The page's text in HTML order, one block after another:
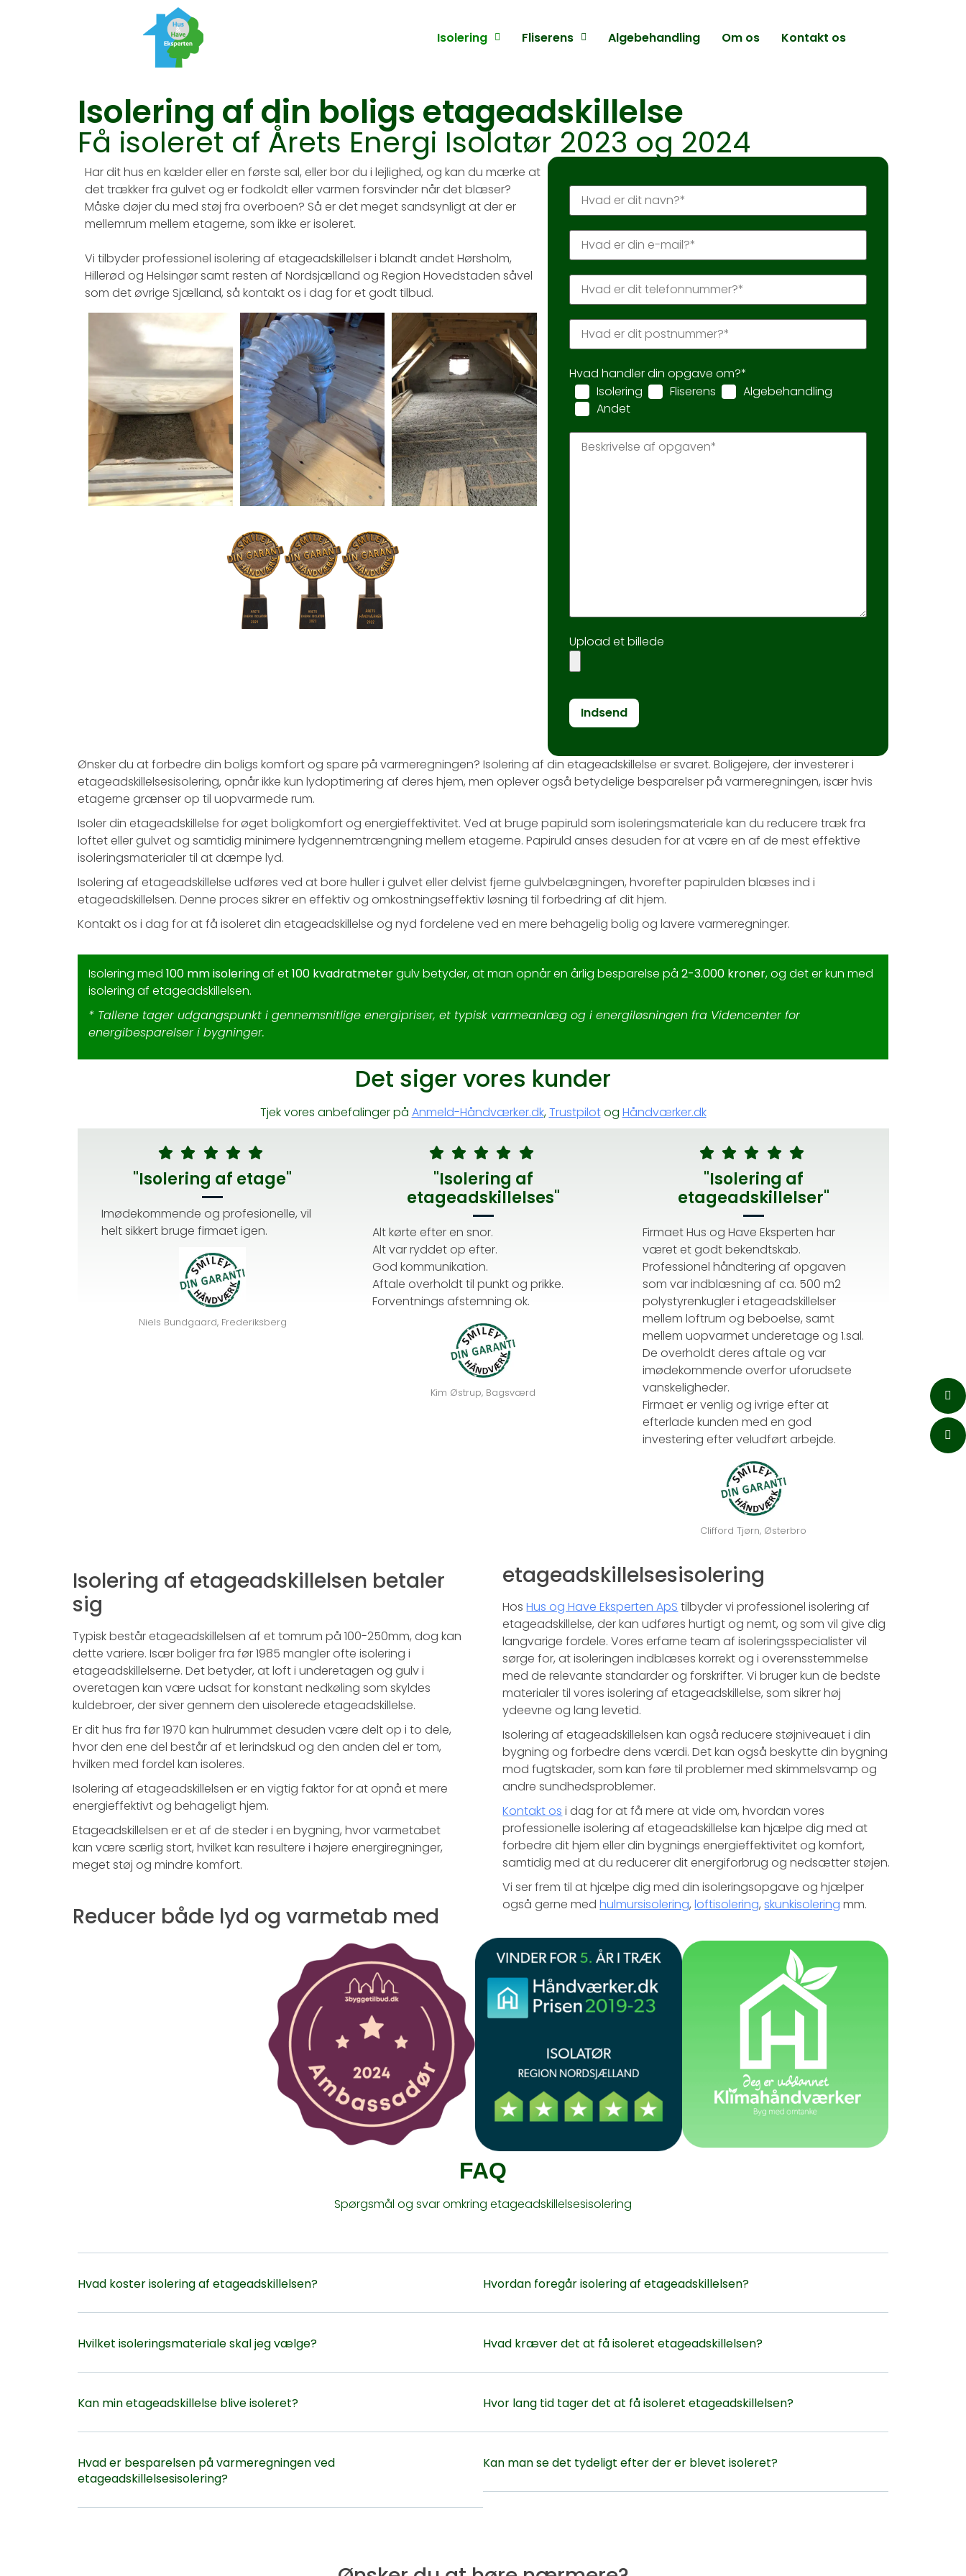
Isolering Fliserens Algebehandling Om os Kontakt os
Isolering af din boligs etageadskillelse
Få isoleret af Årets Energi Isolatør 2023 og 2024
Har dit hus en kælder eller en første sal, eller bor du i lejlighed, og kan du mærke at
det trækker fra gulvet og er fodkoldt eller varmen forsvinder når det blæser?
Måske døjer du med støj fra overboen? Så er det meget sandsynligt at der er
mellemrum mellem etagerne, som ikke er isoleret.
Vi tilbyder professionel isolering af etageadskillelser i blandt andet Hørsholm,
Hillerød og Helsingør samt resten af Nordsjælland og Region Hovedstaden såvel
som det øvrige Sjælland, så kontakt os i dag for et godt tilbud.
Hvad handler din opgave om?*
Isolering
Fliserens
Algebehandling
Andet
Upload et billede
Ønsker du at forbedre din boligs komfort og spare på varmeregningen? Isolering af din etageadskillelse er svaret. Boligejere, der investerer i
etageadskillelsesisolering, opnår ikke kun lydoptimering af deres hjem, men oplever også betydelige besparelser på varmeregningen, især hvis
etagerne grænser op til uopvarmede rum.
Isoler din etageadskillelse for øget boligkomfort og energieffektivitet. Ved at bruge papiruld som isoleringsmateriale kan du reducere træk fra
loftet eller gulvet og samtidig minimere lydgennemtrængning mellem etagerne. Papiruld anses desuden for at være en af de mest effektive
isoleringsmaterialer til at dæmpe lyd.
Isolering af etageadskillelse udføres ved at bore huller i gulvet eller delvist fjerne gulvbelægningen, hvorefter papirulden blæses ind i
etageadskillelsen. Denne proces sikrer en effektiv og omkostningseffektiv løsning til forbedring af dit hjem.
Kontakt os i dag for at få isoleret din etageadskillelse og nyd fordelene ved en mere behagelig bolig og lavere varmeregninger.
Isolering med 100 mm isoleringaf et100 kvadratmetergulv betyder, at man opnår en årlig besparelse på 2-3.000 kroner, og det er kun med
isolering af etageadskillelsen.
* Tallene tager udgangspunkt i gennemsnitlige energipriser, et typisk varmeanlæg og i energiløsningen fra Videncenter for
energibesparelser i bygninger.
Det siger vores kunder
Tjek vores anbefalinger på Anmeld-Håndværker.dk,Trustpilotog Håndværker.dk
"Isolering af etage"
Imødekommende og profesionelle, vil
helt sikkert bruge firmaet igen.
Niels Bundgaard, Frederiksberg
"Isolering af
etageadskillelses"
Alt kørte efter en snor.
Alt var ryddet op efter.
God kommunikation.
Aftale overholdt til punkt og prikke.
Forventnings afstemning ok.
Kim Østrup, Bagsværd
"Isolering af
etageadskillelser"
Firmaet Hus og Have Eksperten har
været et godt bekendtskab.
Professionel håndtering af opgaven
som var indblæsning af ca. 500 m2
polystyrenkugler i etageadskillelser
mellem loftrum og beboelse, samt
mellem uopvarmet underetage og 1.sal.
De overholdt deres aftale og var
imødekommende overfor uforudsete
vanskeligheder.
Firmaet er venlig og ivrige efter at
efterlade kunden med en god
investering efter veludført arbejde.
Clifford Tjørn, Østerbro
Isolering af etageadskillelsen betaler
sig
Typisk består etageadskillelsen af et tomrum på 100-250mm, dog kan
dette variere. Især boliger fra før 1985 mangler ofte isolering i
etageadskillelserne. Det betyder, at loft i underetagen og gulv i
overetagen kan være udsat for konstant nedkøling som skyldes
kuldebroer, der siver gennem den uisolerede etageadskillelse.
Er dit hus fra før 1970 kan hulrummet desuden være delt op i to dele,
hvor den ene del består af et lerindskud og den anden del er tom,
hvilken med fordel kan isoleres.
Isolering af etageadskillelsen er en vigtig faktor for at opnå et mere
energieffektivt og behageligt hjem.
Etageadskillelsen er et af de steder i en bygning, hvor varmetabet
kan være særlig stort, hvilket kan resultere i højere energiregninger,
meget støj og mindre komfort.
Reducer både lyd og varmetab med
etageadskillelsesisolering
HosHus og Have Eksperten ApS tilbyder vi professionel isolering af
etageadskillelse, der kan udføres hurtigt og nemt, og som vil give dig
langvarige fordele. Vores erfarne team af isoleringsspecialister vil
sørge for, at isoleringen indblæses korrekt og i overensstemmelse
med de relevante standarder og forskrifter. Vi bruger kun de bedste
materialer til vores isolering af etageadskillelse, som sikrer høj
ydeevne og lang levetid.
Isolering af etageadskillelsen kan også reducere støjniveauet i din
bygning og forbedre dens værdi. Det kan også beskytte din bygning
mod fugtskader, som kan føre til problemer med skimmelsvamp og
andre sundhedsproblemer.
Kontakt os i dag for at få mere at vide om, hvordan vores
professionelle isolering af etageadskillelse kan hjælpe dig med at
forbedre dit hjem eller din bygnings energieffektivitet og komfort,
samtidig med at du reducerer dit energiforbrug og nedsætter støjen.
Vi ser frem til at hjælpe dig med din isoleringsopgave og hjælper
også gerne medhulmursisolering,loftisolering,skunkisolering mm.
FAQ
Spørgsmål og svar omkring etageadskillelsesisolering
Hvad koster isolering af etageadskillelsen?
Hvilket isoleringsmateriale skal jeg vælge?
Kan min etageadskillelse blive isoleret?
Hvad er besparelsen på varmeregningen ved
etageadskillelsesisolering?
Hvordan foregår isolering af etageadskillelsen?
Hvad kræver det at få isoleret etageadskillelsen?
Hvor lang tid tager det at få isoleret etageadskillelsen?
Kan man se det tydeligt efter der er b​levet isoleret?